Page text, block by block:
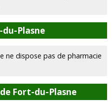
du-Plasne
ne dispose pas de pharmacie
Fort-du-Plasne